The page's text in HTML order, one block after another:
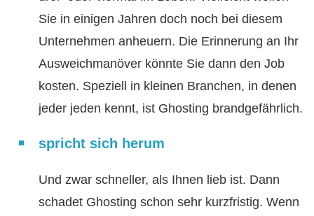
Sie in einigen Jahren doch noch bei diesem
Unternehmen anheuern. Die Erinnerung an Ihr
Ausweichmanöver könnte Sie dann den Job
kosten. Speziell in kleinen Branchen, in denen
jeder jeden kennt, ist Ghosting brandgefährlich.
spricht sich herum
Und zwar schneller, als Ihnen lieb ist. Dann
schadet Ghosting schon sehr kurzfristig. Wenn